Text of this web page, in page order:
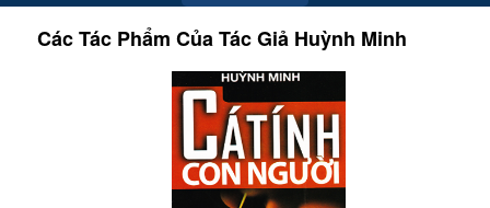
Các Tác Phẩm Của Tác Giả Huỳnh Minh